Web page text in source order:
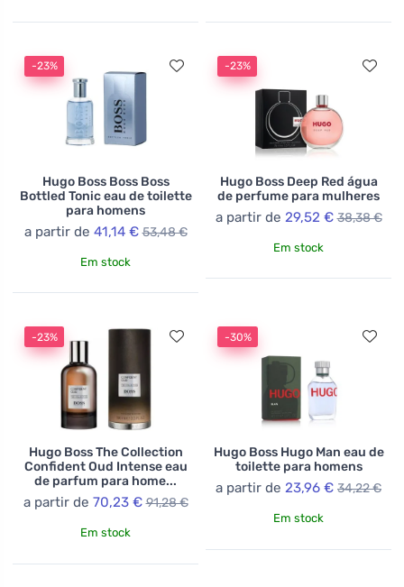
-23%
Hugo Boss Boss Boss
Bottled Tonic eau de toilette
para homens
a partir de 41,14 € 53,48 €
Em stock
-23%
Hugo Boss Deep Red água
de perfume para mulheres
a partir de 29,52 € 38,38 €
Em stock
-23%
Hugo Boss The Collection
Confident Oud Intense eau
de parfum para home...
a partir de 70,23 € 91,28 €
Em stock
-30%
Hugo Boss Hugo Man eau de
toilette para homens
a partir de 23,96 € 34,22 €
Em stock